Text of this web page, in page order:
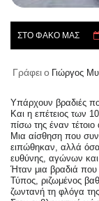
ΣΤΟ ΦΑΚΟ ΜΑΣ
Γράφει ο Γιώργος
Υπάρχουν βραδιές
Και η επέτειος των
πίσω της έναν
Μια αίσθηση που
ειπώθηκαν, αλλά
ευθύνης, αγώνων και
Ήταν μια βραδιά
Τύπος, ριζωμένος
ζωντανή τη φλόγα